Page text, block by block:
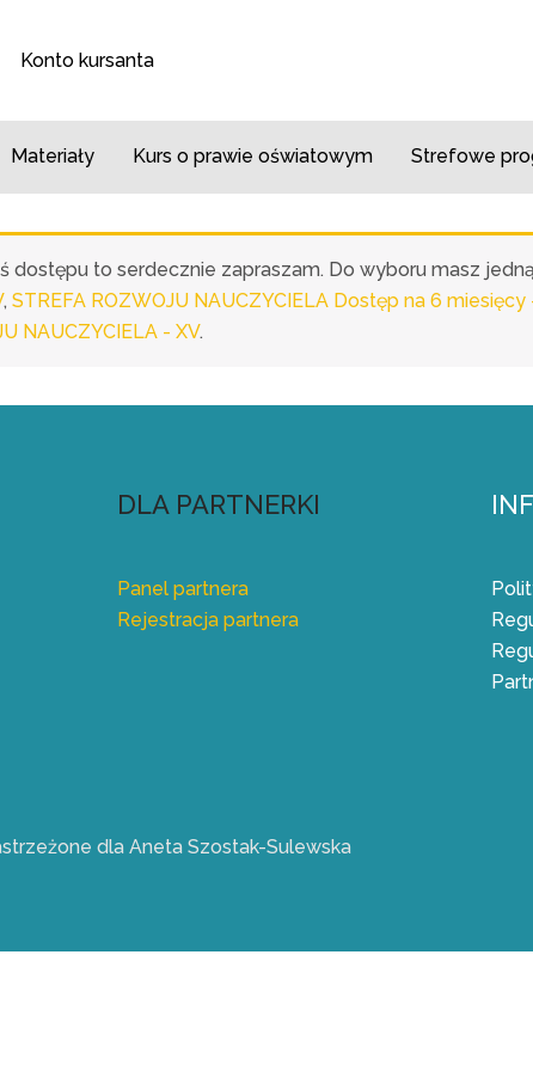
Konto kursanta
Materiały Kurs o prawie oświatowym​ Strefowe
dostępu to serdecznie zapraszam. Do wyboru masz
, STREFA ROZWOJU NAUCZYCIELA Dostęp na 6 miesięcy
NAUCZYCIELA - XV.
DLA PARTNERKI
Panel partnera
Rejestracja partnera
dla Aneta Szostak-Sulewska